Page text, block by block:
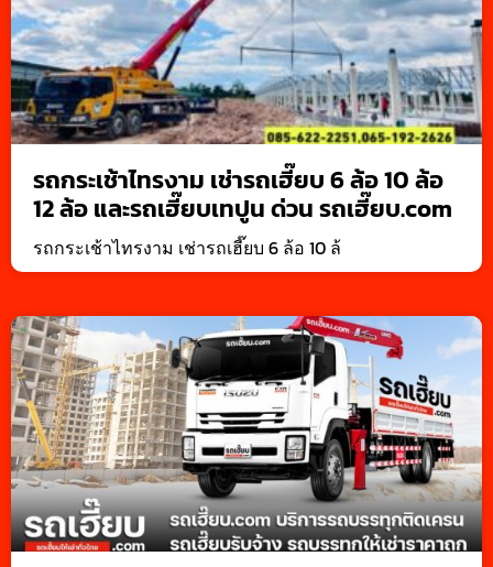
รถกระเช้าไทรงาม เช่ารถเฮี๊ยบ 6 ล้อ 10 ล้อ
12 ล้อ และรถเฮี๊ยบเทปูน ด่วน รถเฮี๊ยบ.com
รถกระเช้าไทรงาม เช่ารถเฮี๊ยบ 6 ล้อ 10 ล้